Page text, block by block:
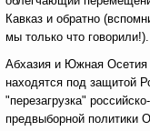
Кавказ и обратно
мы только что говорили!).
Абхазия и Южная Осетия
находятся под защитой
"перезагрузка"
предвыборной политики